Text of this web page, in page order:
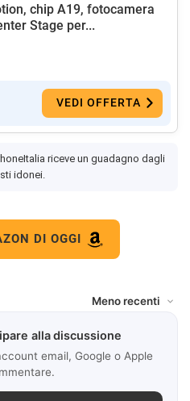
chip A19, fotocamera
Stage per...
VEDI OFFERTA
riceve un guadagno dagli
idonei.
DI OGGI
alla discussione
email, Google o Apple